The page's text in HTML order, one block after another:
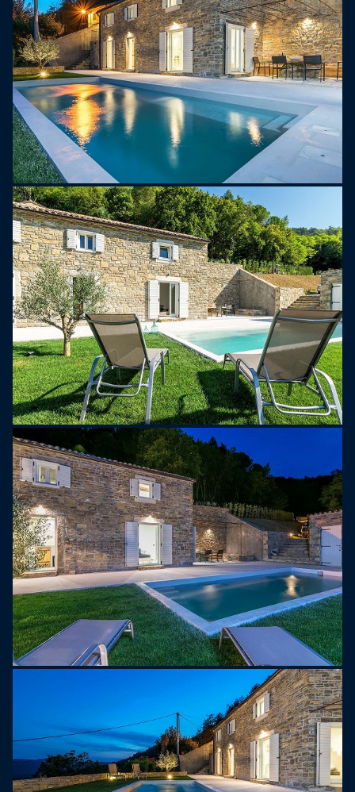
ogni anno si svolge il Festival del tartufo. La Valle
del fiume Mirna e i suoi dintorni sono un luogo
ricco di fauna selvatica. C'e un'altra cosa
interessante: nei primi anni del 20 ° secolo il paese
Livade attraversava la ferrovia chiamata
Parenzana che per la gente del posto e di questa
regione era molto importante, perché erano
connessi con le citta della costa occidentale
dell'Istria. Ha da tempo perso la sua funzione, ma
oggi si usa come un modo molto accessibile per
escursionisti e ciclisti.
Nelle vicinanze ci sono una serie di luoghi da
visitare, ad esempio, vi e Grisignana, una cittadina
con numerose gallerie d'arte (una di loro e una
fucina del 14 ° secolo, la piu antica in Istria).;
Završje con architettura medievale
straordinariamente conservata; Portole, che piace
soprattutto ai fan del cibo e di vino; infine c'e
Montona, la citta medievale meglio conservata in
Istria. Montona d'inverno e molto tranquilla, ma
d'estate si anima e offre una varieta di attivita
culturali e di intrattenimento, come i Motovun film
festival, mongolfiere, festival del vino o concorsi in
parapendio.